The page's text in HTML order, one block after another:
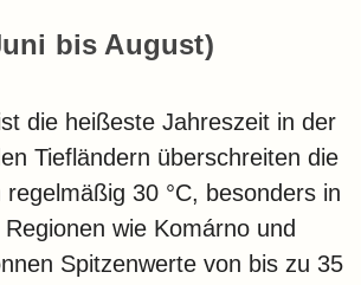
bis August)
die heißeste Jahreszeit in der
Tiefländern überschreiten die
regelmäßig 30 °C, besonders in
wie Komárno und
Spitzenwerte von bis zu 35